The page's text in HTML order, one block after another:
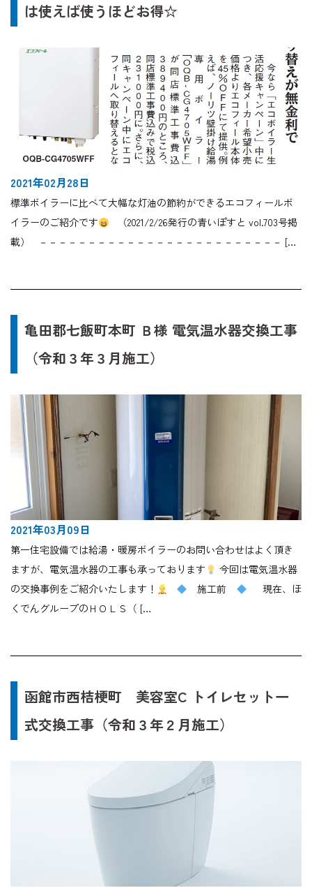
は使えば使うほどお得☆
2021年02月28日
標準ボイラーに比べて大幅な灯油の節約ができるエコフィールボ
イラーのご紹介です
（2021/2/26発行の青いぽすと vol.703号掲
載） －－－－－－－－－－－－－－－－－－－－－－－－－ […
亀田郡七飯町本町 Ｂ様 電気温水器交換工事
（令和３年３月施工）
2021年03月09日
第一住宅設備では給湯・暖房ボイラーのお問い合わせはよく頂き
ますが、電気温水器の工事も承っております
今回は電気温水器
の交換事例をご紹介いたします！
施工前
現在、ほ
くでんグループのＨＯＬＳ（ […
函館市西桔梗町 美容室C トイレセット一
式交換工事（令和３年２月施工）